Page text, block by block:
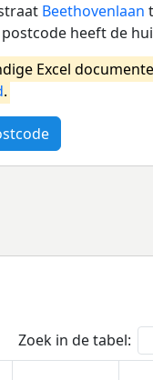
Beethovenlaan
heeft de
Excel
.
Zoek in de tabel: